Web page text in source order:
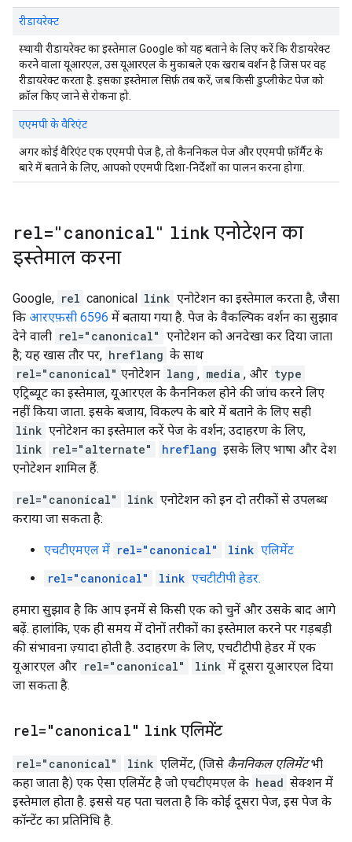
रीडायरेक्ट
स्थायी रीडायरेक्ट का इस्तेमाल Google को यह बताने के लिए करें कि रीडायरेक्ट
करने वाला यूआरएल, उस यूआरएल के मुकाबले एक खराब वर्शन है जिस पर वह
रीडायरेक्ट करता है. इसका इस्तेमाल सिर्फ़ तब करें, जब किसी डुप्लीकेट पेज को
क्रॉल किए जाने से रोकना हो.
एएमपी के वैरिएंट
अगर कोई वैरिएंट एक एएमपी पेज है, तो कैननिकल पेज और एएमपी फ़ॉर्मैट के
बारे में बताने के लिए, आपको एएमपी दिशा-निर्देशों का पालन करना होगा.
rel="canonical" linkएनोटेशन का
इस्तेमाल करना
Google, rel canonical link एनोटेशन का इस्तेमाल करता है, जैसा
कि आरएफ़सी 6596 में बताया गया है. पेज के वैकल्पिक वर्शन का सुझाव
देने वाली rel="canonical" एनोटेशन को अनदेखा कर दिया जाता
है; यह खास तौर पर, hreflang के साथ
rel="canonical" एनोटेशन lang , media , और type
एट्रिब्यूट का इस्तेमाल, यूआरएल के कैननिकल होने की जांच करने लिए
नहीं किया जाता. इसके बजाय, विकल्प के बारे में बताने के लिए सही
link एनोटेशन का इस्तेमाल करें पेज के वर्शन; उदाहरण के लिए,
link
rel="alternate" hreflang इसके लिए भाषा और देश
एनोटेशन शामिल हैं.
rel="canonical" link एनोटेशन को इन दो तरीकों से उपलब्ध
कराया जा सकता है:
एचटीएमएल में rel="canonical" link एलिमेंट
rel="canonical"
link एचटीटीपी हेडर.
हमारा सुझाव है कि आप इनमें से किसी एक को चुनें और उसके बाद आगे
बढ़ें. हालांकि, एक ही समय में दोनों तरीकों का इस्तेमाल करने पर गड़बड़ी
की संभावना ज़्यादा होती है. उदाहरण के लिए, एचटीटीपी हेडर में एक
यूआरएल और rel="canonical" link में दूसरा यूआरएल दिया
जा सकता है.
rel="canonical" linkएलिमेंट
rel="canonical" link एलिमेंट, (जिसे कैननिकल एलिमेंटभी
कहा जाता है) एक ऐसा एलिमेंट है जो एचटीएमएल के head सेक्शन में
इस्तेमाल होता है. इससे यह पता चलता है कि कोई दूसरा पेज, इस पेज के
कॉन्टेंट का प्रतिनिधि है.